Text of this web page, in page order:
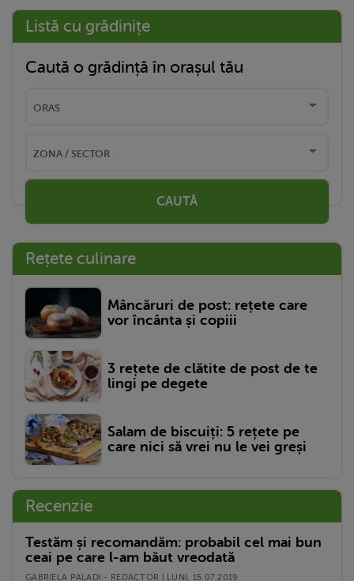
Listă cu grădinițe
Caută o grădință în orașul tău
CAUTĂ
Rețete culinare
Mâncăruri de post: rețete care
vor încânta și copiii
3 rețete de clătite de post de te
lingi pe degete
Salam de biscuiți: 5 rețete pe
care nici să vrei nu le vei greși
Recenzie
Testăm și recomandăm: probabil cel mai bun
ceai pe care l-am băut vreodată
GABRIELA PALADI - REDACTOR | LUNI, 15.07.2019